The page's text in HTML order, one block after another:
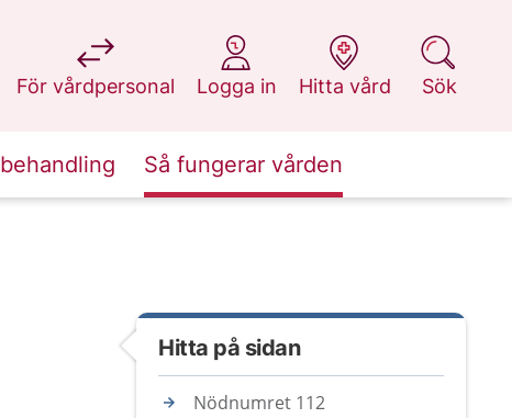
För vårdpersonal
på 1177.se
Logga in
på 1177.se
Hitta vård
på 1177.se
Sök
på 1177.se
Så fungerar vården
Hitta på sidan
Nödnumret 112